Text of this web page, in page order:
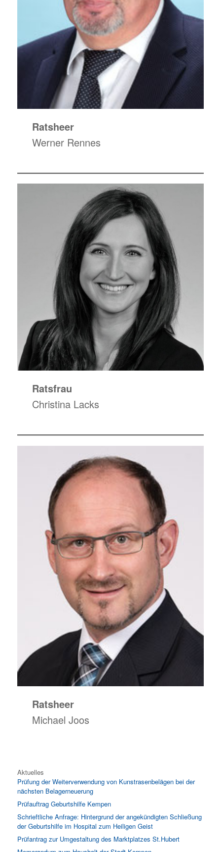
Ratsheer
Werner Rennes
Ratsfrau
Christina Lacks
Ratsheer
Michael Joos
Aktuelles
Prüfung der Weiterverwendung von Kunstrasenbelägen bei der
nächsten Belagerneuerung
Prüfauftrag Geburtshilfe Kempen
Schrieftliche Anfrage: Hintergrund der angekündigten Schließung
der Geburtshilfe im Hospital zum Heiligen Geist
Prüfantrag zur Umgestaltung des Marktplatzes St.Hubert